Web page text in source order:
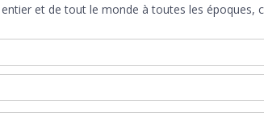
et de tout le monde à toutes les époques,